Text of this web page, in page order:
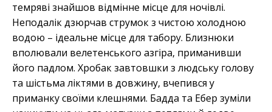
темряві знайшов відмінне місце для ночівлі.
Неподалік дзюрчав струмок з чистою холодною
водою – ідеальне місце для табору. Близнюки
вполювали велетенського азгіра, приманивши
його падлом. Хробак завтовшки з людську голову
та шістьма ліктями в довжину, вчепився у
приманку своїми клешнями. Бадда та Ебер зуміли